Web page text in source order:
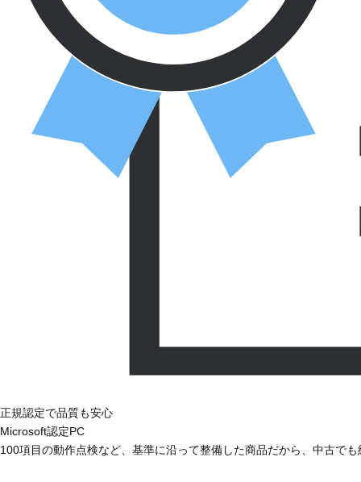
正規認定で品質も安心
Microsoft認定PC
100項目の動作点検など、基準に沿って整備した商品だから、中古で